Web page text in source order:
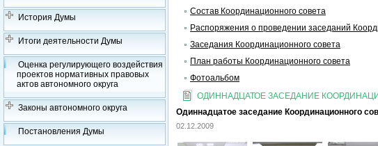
История Думы
Итоги деятельности Думы
Оценка регулирующего воздействия
проектов нормативных правовых
актов автономного округа
Законы автономного округа
Постановления Думы
Состав Координационного совета
Распоряжения о проведении заседаний
Заседания Координационного cовета
План работы Координационного совета
Фотоальбом
ОДИННАДЦАТОЕ ЗАСЕДАНИЕ
Одиннадцатое заседание Координационного
02.12.2009